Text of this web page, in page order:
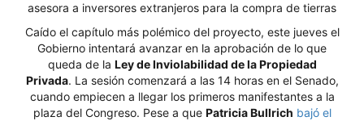
asesora a inversores extranjeros para la compra de tierras
Caído el capítulo más polémico del proyecto, este jueves el
Gobierno intentará avanzar en la aprobación de lo que
queda de la Ley de Inviolabilidad de la Propiedad
Privada. La sesión comenzará a las 14 horas en el Senado,
cuando empiecen a llegar los primeros manifestantes a la
plaza del Congreso. Pese a que Patricia Bullrich bajó el